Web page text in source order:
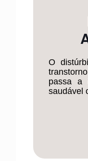
O
passa a
saudável